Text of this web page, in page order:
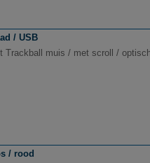
/ USB
Trackball muis / met scroll /
/ rood